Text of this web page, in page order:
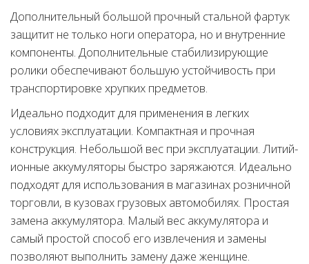
Дополнительный большой прочный стальной фартук
защитит не только ноги оператора, но и внутренние
компоненты. Дополнительные стабилизирующие
ролики обеспечивают большую устойчивость при
транспортировке хрупких предметов.
Идеально подходит для применения в легких
условиях эксплуатации. Компактная и прочная
конструкция. Небольшой вес при эксплуатации. Литий-
ионные аккумуляторы быстро заряжаются. Идеально
подходят для использования в магазинах розничной
торговли, в кузовах грузовых автомобилях. Простая
замена аккумулятора. Малый вес аккумулятора и
самый простой способ его извлечения и замены
позволяют выполнить замену даже женщине.